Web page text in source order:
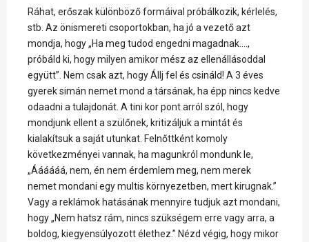
Ráhat, erőszak különböző formáival próbálkozik, kérlelés,
stb. Az önismereti csoportokban, ha jó a vezető azt
mondja, hogy „Ha meg tudod engedni magadnak….,
próbáld ki, hogy milyen amikor mész az ellenállásoddal
együtt”. Nem csak azt, hogy Állj fel és csináld! A 3 éves
gyerek simán nemet mond a társának, ha épp nincs kedve
odaadni a tulajdonát. A tini kor pont arról szól, hogy
mondjunk ellent a szülőnek, kritizáljuk a mintát és
kialakítsuk a saját utunkat. Felnőttként komoly
következményei vannak, ha magunkról mondunk le,
„Áááááá, nem, én nem érdemlem meg, nem merek
nemet mondani egy multis környezetben, mert kirugnak.”
Vagy a reklámok hatásának mennyire tudjuk azt mondani,
hogy „Nem hatsz rám, nincs szükségem erre vagy arra, a
boldog, kiegyensúlyozott élethez.” Nézd végig, hogy mikor